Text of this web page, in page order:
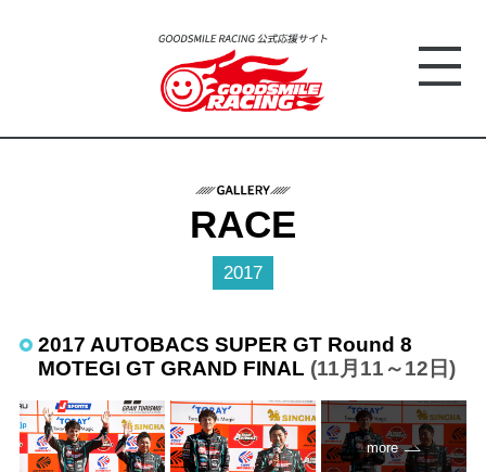
RACE
2017
2017 AUTOBACS SUPER GT Round 8
MOTEGI GT GRAND FINAL (11月11～12日)
more